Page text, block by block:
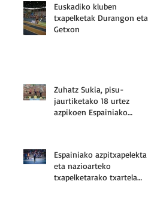
Euskadiko kluben
txapelketak Durangon eta
Getxon
Zuhatz Sukia, pisu-
jaurtiketako 18 urtez
azpikoen Espainiako
Espainiako azpitxapelekta
eta nazioarteko
txapelketarako txartela